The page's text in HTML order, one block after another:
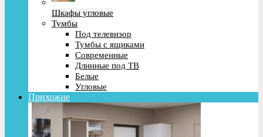
Шкафы угловые
Тумбы
Под телевизор
Тумбы с ящиками
Современные
Длинные под ТВ
Белые
Угловые
Прихожие